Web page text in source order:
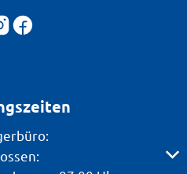
oder Schließzeiten